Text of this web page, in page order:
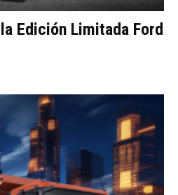
Edición Limitada Ford